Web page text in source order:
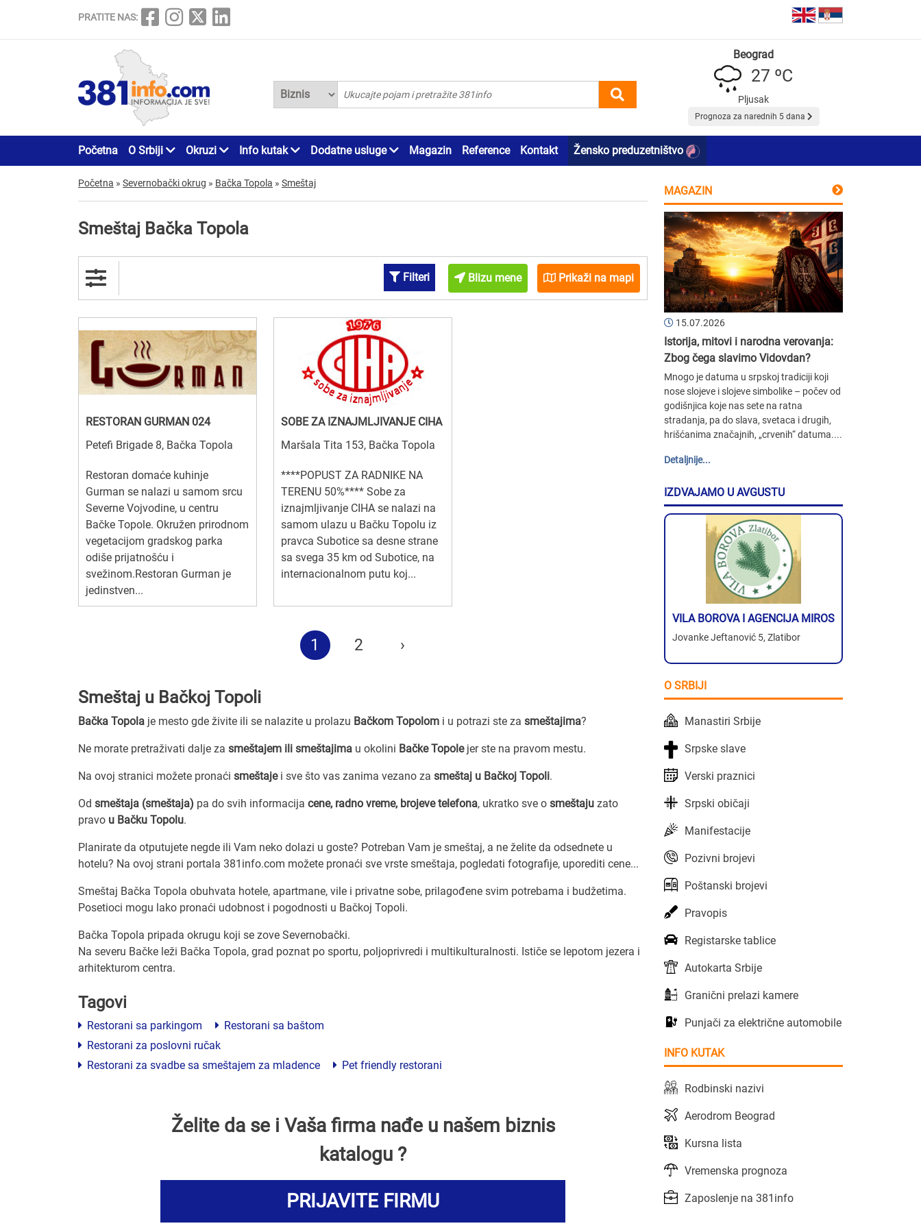
PRATITE NAS:
Beograd
27 ºC
Pljusak
Prognoza za narednih 5 dana
Početna O Srbiji Okruzi Info kutak Dodatne usluge Magazin Reference Kontakt Žensko preduzetništvo
Početna » Severnobački okrug » Bačka Topola » Smeštaj
Smeštaj Bačka Topola
Filteri Blizu mene Prikaži na mapi
RESTORAN GURMAN 024
Petefi Brigade 8, Bačka Topola
Restoran domaće kuhinje
Gurman se nalazi u samom srcu
Severne Vojvodine, u centru
Bačke Topole. Okružen prirodnom
vegetacijom gradskog parka
odiše prijatnošću i
svežinom.Restoran Gurman je
jedinstven...
SOBE ZA IZNAJMLJIVANJE CIHA
Maršala Tita 153, Bačka Topola
****POPUST ZA RADNIKE NA
TERENU 50%**** Sobe za
iznajmljivanje CIHA se nalazi na
samom ulazu u Bačku Topolu iz
pravca Subotice sa desne strane
sa svega 35 km od Subotice, na
internacionalnom putu koj...
1 2 ›
Smeštaj u Bačkoj Topoli
Bačka Topola je mesto gde živite ili se nalazite u prolazu Bačkom Topolom i u potrazi ste za smeštajima?
Ne morate pretraživati dalje za smeštajem ili smeštajima u okolini Bačke Topolejer ste na pravom mestu.
Na ovoj stranici možete pronaći smeštajei sve što vas zanima vezano za smeštaj u Bačkoj Topoli.
Od smeštaja (smeštaja) pa do svih informacija cene, radno vreme, brojeve telefona, ukratko sve o smeštaju zato
pravo u Bačku Topolu.
Planirate da otputujete negde ili Vam neko dolazi u goste? Potreban Vam je smeštaj, a ne želite da odsednete u
hotelu? Na ovoj strani portala 381info.com možete pronaći sve vrste smeštaja, pogledati fotografije, uporediti cene...
Smeštaj Bačka Topola obuhvata hotele, apartmane, vile i privatne sobe, prilagođene svim potrebama i budžetima.
Posetioci mogu lako pronaći udobnost i pogodnosti u Bačkoj Topoli.
Bačka Topola pripada okrugu koji se zove Severnobački.
Na severu Bačke leži Bačka Topola, grad poznat po sportu, poljoprivredi i multikulturalnosti. Ističe se lepotom jezera i
arhitekturom centra.
Tagovi
Restorani sa parkingom
Restorani sa baštom
Restorani za poslovni ručak
Restorani za svadbe sa smeštajem za mladence
Pet friendly restorani
Želite da se i Vaša firma nađe u našem biznis
katalogu ?
PRIJAVITE FIRMU
MAGAZIN
15.07.2026
Istorija, mitovi i narodna verovanja:
Zbog čega slavimo Vidovdan?
Mnogo je datuma u srpskoj tradiciji koji
nose slojeve i slojeve simbolike – počev od
godišnjica koje nas sete na ratna
stradanja, pa do slava, svetaca i drugih,
hrišćanima značajnih, „crvenih“ datuma....
Detaljnije...
IZDVAJAMO U AVGUSTU
VILA BOROVA I AGENCIJA MIROS
Jovanke Jeftanović 5, Zlatibor
O SRBIJI
Manastiri Srbije
Srpske slave
Verski praznici
Srpski običaji
Manifestacije
Pozivni brojevi
Poštanski brojevi
Pravopis
Registarske tablice
Autokarta Srbije
Granični prelazi kamere
Punjači za električne automobile
INFO KUTAK
Rodbinski nazivi
Aerodrom Beograd
Kursna lista
Vremenska prognoza
Zaposlenje na 381info